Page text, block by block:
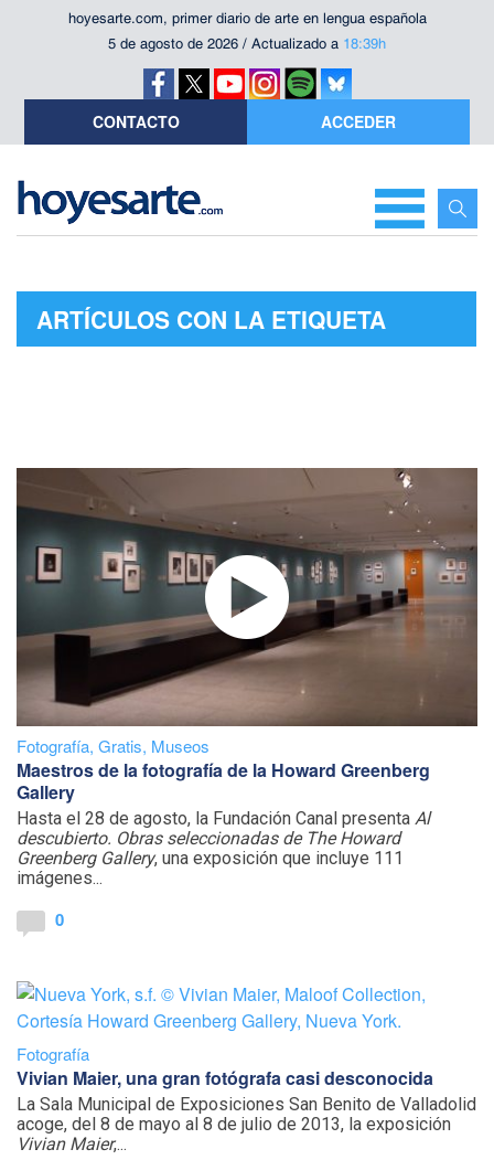
hoyesarte.com, primer diario de arte en lengua española
5 de agosto de 2026 / Actualizado a 18:39h
CONTACTO ACCEDER
ARTÍCULOS CON LA ETIQUETA
Fotografía, Gratis, Museos
Maestros de la fotografía de la Howard Greenberg
Gallery
Hasta el 28 de agosto, la Fundación Canal presenta Al
descubierto. Obras seleccionadas de The Howard
Greenberg Gallery, una exposición que incluye 111
imágenes...
0
Fotografía
Vivian Maier, una gran fotógrafa casi desconocida
La Sala Municipal de Exposiciones San Benito de Valladolid
acoge, del 8 de mayo al 8 de julio de 2013, la exposición
Vivian Maier,...